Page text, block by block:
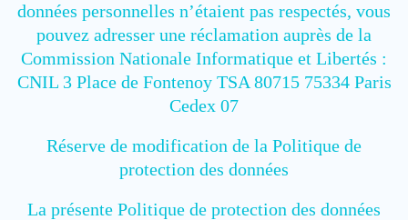
données personnelles n’étaient pas respectés, vous
pouvez adresser une réclamation auprès de la
Commission Nationale Informatique et Libertés :
CNIL 3 Place de Fontenoy TSA 80715 75334 Paris
Cedex 07
Réserve de modification de la Politique de
protection des données
La présente Politique de protection des données